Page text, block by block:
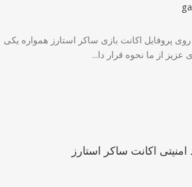
پروفایل اکانت بازی ساکر استارز همواره یکی
از ما نحوه قرار دا...
اکانت ساکر استارز